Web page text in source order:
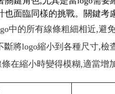
也面臨同樣的挑戰。關鍵考
中的所有線條粗細相近,避
將logo縮小到各種尺寸,檢
在縮小時變得模糊,適當增